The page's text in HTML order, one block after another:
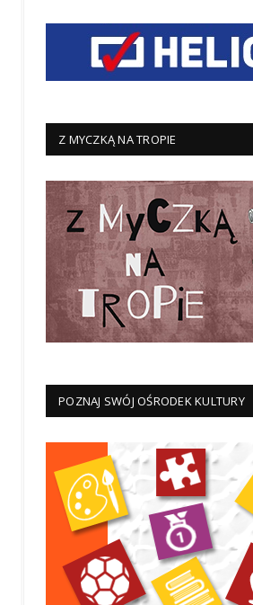
Z MYCZKĄ NA TROPIE
POZNAJ SWÓJ OŚRODEK KULTURY